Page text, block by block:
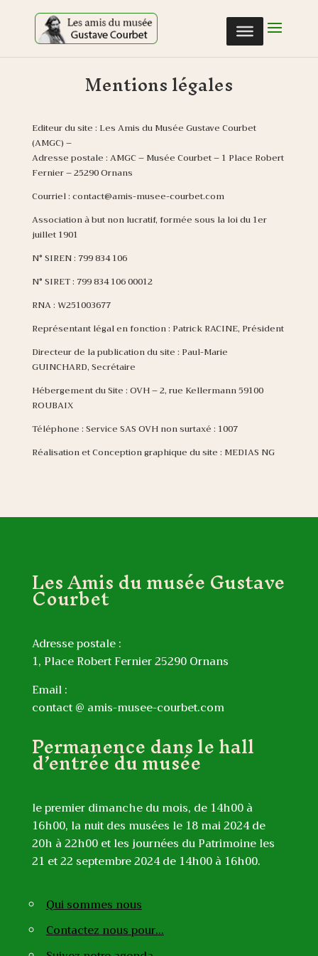
Mentions légales
Editeur du site : Les Amis du Musée Gustave Courbet
(AMGC) –
Adresse postale : AMGC – Musée Courbet – 1 Place Robert
Fernier – 25290 Ornans
Courriel : contact@amis-musee-courbet.com
Association à but non lucratif, formée sous la loi du 1er
juillet 1901
N° SIREN : 799 834 106
N° SIRET : 799 834 106 00012
RNA : W251003677
Représentant légal en fonction : Patrick RACINE, Président
Directeur de la publication du site : Paul-Marie
GUINCHARD, Secrétaire
Hébergement du Site : OVH – 2, rue Kellermann 59100
ROUBAIX
Téléphone : Service SAS OVH non surtaxé : 1007
Réalisation et Conception graphique du site : MEDIAS NG
Les Amis du musée Gustave
Courbet
Adresse postale :
1, Place Robert Fernier 25290 Ornans
Email :
contact @ amis-musee-courbet.com
Permanence dans le hall
d’entrée du musée
le premier dimanche du mois, de 14h00 à
16h00, la nuit des musées le 18 mai 2024 de
20h à 22h00 et les journées du Patrimoine les
21 et 22 septembre 2024 de 14h00 à 16h00.
Qui sommes nous
Contactez nous pour…